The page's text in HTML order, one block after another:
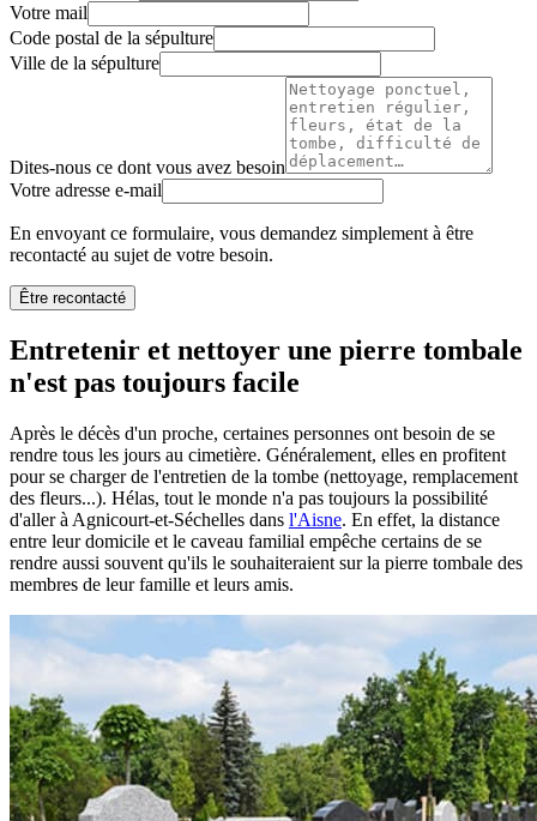
Votre mail
Code postal de la sépulture
Ville de la sépulture
Dites-nous ce dont vous avez besoin
Votre adresse e-mail
En envoyant ce formulaire, vous demandez simplement à être
recontacté au sujet de votre besoin.
Être recontacté
Entretenir et nettoyer une pierre tombale
n'est pas toujours facile
Après le décès d'un proche, certaines personnes ont besoin de se
rendre tous les jours au cimetière. Généralement, elles en profitent
pour se charger de l'entretien de la tombe (nettoyage, remplacement
des fleurs...). Hélas, tout le monde n'a pas toujours la possibilité
d'aller à Agnicourt-et-Séchelles dans l'Aisne. En effet, la distance
entre leur domicile et le caveau familial empêche certains de se
rendre aussi souvent qu'ils le souhaiteraient sur la pierre tombale des
membres de leur famille et leurs amis.